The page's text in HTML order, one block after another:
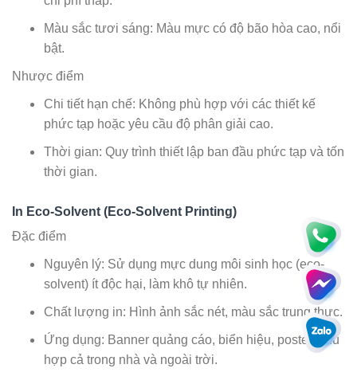
Màu sắc tươi sáng: Màu mực có độ bão hòa cao, nổi
bật.
Nhược điểm
Chi tiết hạn chế: Không phù hợp với các thiết kế
phức tạp hoặc yêu cầu độ phân giải cao.
Thời gian: Quy trình thiết lập ban đầu phức tạp và tốn
thời gian.
In Eco-Solvent (Eco-Solvent Printing)
Đặc điểm
Nguyên lý: Sử dụng mực dung môi sinh học (eco-
solvent) ít độc hại, làm khô tự nhiên.
Chất lượng in: Hình ảnh sắc nét, màu sắc trung thực.
Ứng dụng: Banner quảng cáo, biển hiệu, poster, phù
hợp cả trong nhà và ngoài trời.